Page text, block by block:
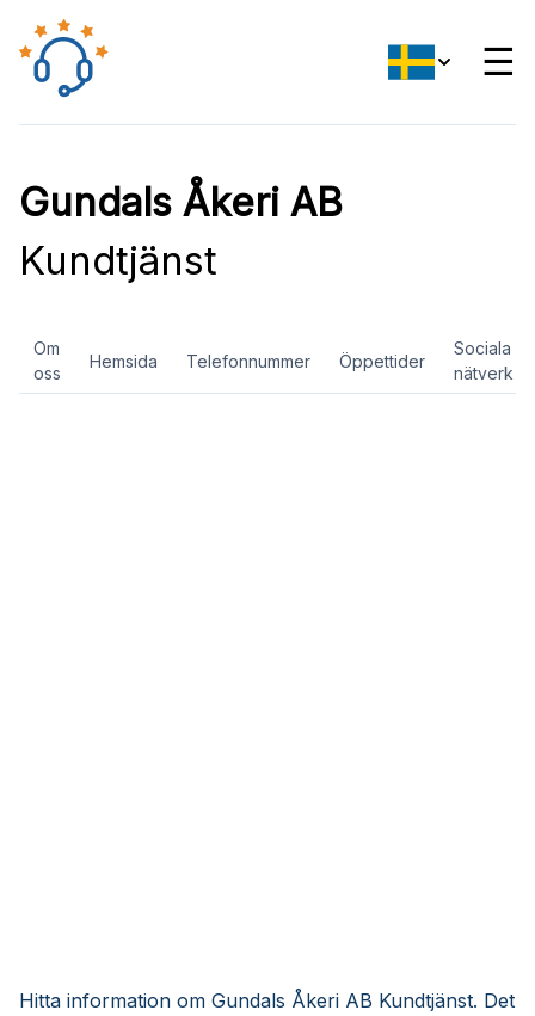
☰
Gundals Åkeri AB
Kundtjänst
Om
oss
Hemsida Telefonnummer Öppettider
Sociala
nätverk
Hitta information om Gundals Åkeri AB Kundtjänst. Det